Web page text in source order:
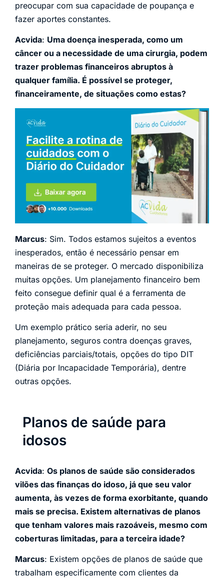
preocupar com sua capacidade de poupança e
fazer aportes constantes.
Acvida: Uma doença inesperada, como um
câncer ou a necessidade de uma cirurgia, podem
trazer problemas financeiros abruptos à
qualquer família. É possível se proteger,
financeiramente, de situações como estas?
Marcus: Sim. Todos estamos sujeitos a eventos
inesperados, então é necessário pensar em
maneiras de se proteger. O mercado disponibiliza
muitas opções. Um planejamento financeiro bem
feito consegue definir qual é a ferramenta de
proteção mais adequada para cada pessoa.
Um exemplo prático seria aderir, no seu
planejamento, seguros contra doenças graves,
deficiências parciais/totais, opções do tipo DIT
(Diária por Incapacidade Temporária), dentre
outras opções.
Planos de saúde para
idosos
Acvida: Os planos de saúde são considerados
vilões das finanças do idoso, já que seu valor
aumenta, às vezes de forma exorbitante, quando
mais se precisa. Existem alternativas de planos
que tenham valores mais razoáveis, mesmo com
coberturas limitadas, para a terceira idade?
Marcus: Existem opções de planos de saúde que
trabalham especificamente com clientes da